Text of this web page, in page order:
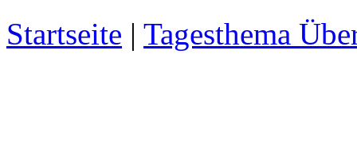
Startseite | Tagesthema